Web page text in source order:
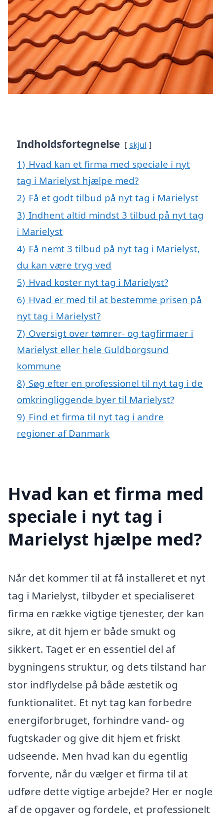
Indholdsfortegnelse skjul
1) Hvad kan et firma med speciale i nyt
tag i Marielyst hjælpe med?
2) Få et godt tilbud på nyt tag i Marielyst
3) Indhent altid mindst 3 tilbud på nyt tag
i Marielyst
4) Få nemt 3 tilbud på nyt tag i Marielyst,
du kan være tryg ved
5) Hvad koster nyt tag i Marielyst?
6) Hvad er med til at bestemme prisen på
nyt tag i Marielyst?
7) Oversigt over tømrer- og tagfirmaer i
Marielyst eller hele Guldborgsund
kommune
8) Søg efter en professionel til nyt tag i de
omkringliggende byer til Marielyst?
9) Find et firma til nyt tag i andre
regioner af Danmark
Hvad kan et firma med
speciale i nyt tag i
Marielyst hjælpe med?
Når det kommer til at få installeret et nyt
tag i Marielyst, tilbyder et specialiseret
firma en række vigtige tjenester, der kan
sikre, at dit hjem er både smukt og
sikkert. Taget er en essentiel del af
bygningens struktur, og dets tilstand har
stor indflydelse på både æstetik og
funktionalitet. Et nyt tag kan forbedre
energiforbruget, forhindre vand- og
fugtskader og give dit hjem et friskt
udseende. Men hvad kan du egentlig
forvente, når du vælger et firma til at
udføre dette vigtige arbejde? Her er nogle
af de opgaver og fordele, et professionelt